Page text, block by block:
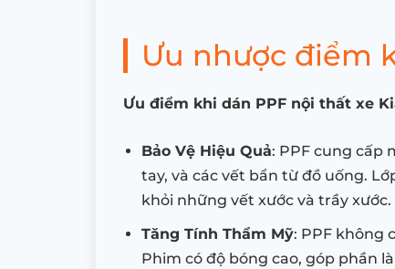
Ưu nhược điểm
Ưu điểm khi dán PPF nội thất xe
Bảo Vệ Hiệu Quả: PPF cung cấp
tay, và các vết bẩn từ đồ uống.
khỏi những vết xước và trầy xước.
Tăng Tính Thẩm Mỹ: PPF không
Phim có độ bóng cao, góp phần